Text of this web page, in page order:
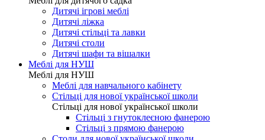
Дитячі ігрові меблі
Дитячі ліжка
Дитячі стільці та лавки
Дитячі столи
Дитячі шафи та вішалки
Меблі для НУШ
Меблі для НУШ
Меблі для навчального кабінету
Стільці для нової української школи
Стільці для нової української школи
Стільці з гнутоклеєною фанерою
Стільці з прямою фанерою